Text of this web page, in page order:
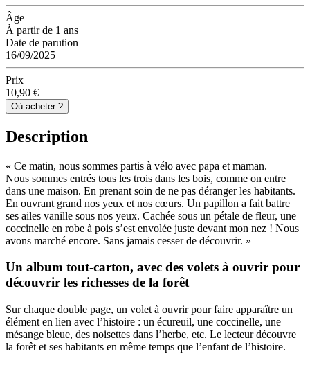
Âge
À partir de 1 ans
Date de parution
16/09/2025
Prix
10,90 €
Où acheter ?
Description
« Ce matin, nous sommes partis à vélo avec papa et maman.
Nous sommes entrés tous les trois dans les bois, comme on entre
dans une maison. En prenant soin de ne pas déranger les habitants.
En ouvrant grand nos yeux et nos cœurs. Un papillon a fait battre
ses ailes vanille sous nos yeux. Cachée sous un pétale de fleur, une
coccinelle en robe à pois s’est envolée juste devant mon nez ! Nous
avons marché encore. Sans jamais cesser de découvrir. »
Un album tout-carton, avec des volets à ouvrir pour
découvrir les richesses de la forêt
Sur chaque double page, un volet à ouvrir pour faire apparaître un
élément en lien avec l’histoire : un écureuil, une coccinelle, une
mésange bleue, des noisettes dans l’herbe, etc. Le lecteur découvre
la forêt et ses habitants en même temps que l’enfant de l’histoire.